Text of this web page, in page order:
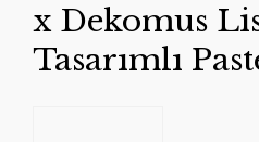
x Dekomus
Tasarımlı